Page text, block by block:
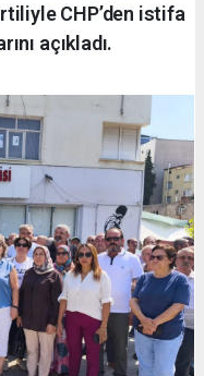
CHP’den istifa
açıkladı.